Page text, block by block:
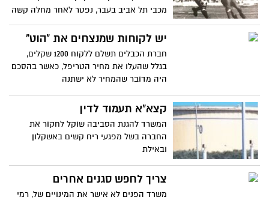
מכבי תל אביב בעבר, נפטר לאחר מחלה קשה
והוא בן 68
יש לקוחות שמנצחים את "הוט"
חברת הכבלים תשלם ללקוח 1200 שקלים,
בגלל שהעלו את מחיר הטריפל, כאשר בהסכם
היה מדובר שהמחיר לא ישתנה
קצא"א תעמוד לדין
המשרד להגנת הסביבה שוקל לחקור את
החברה בשל מפגעי ריח קשים באשקלון
ובאילת
צריך לחפש סגנים אחרים
משרד הפנים לא אישר את המינויים של, רמי